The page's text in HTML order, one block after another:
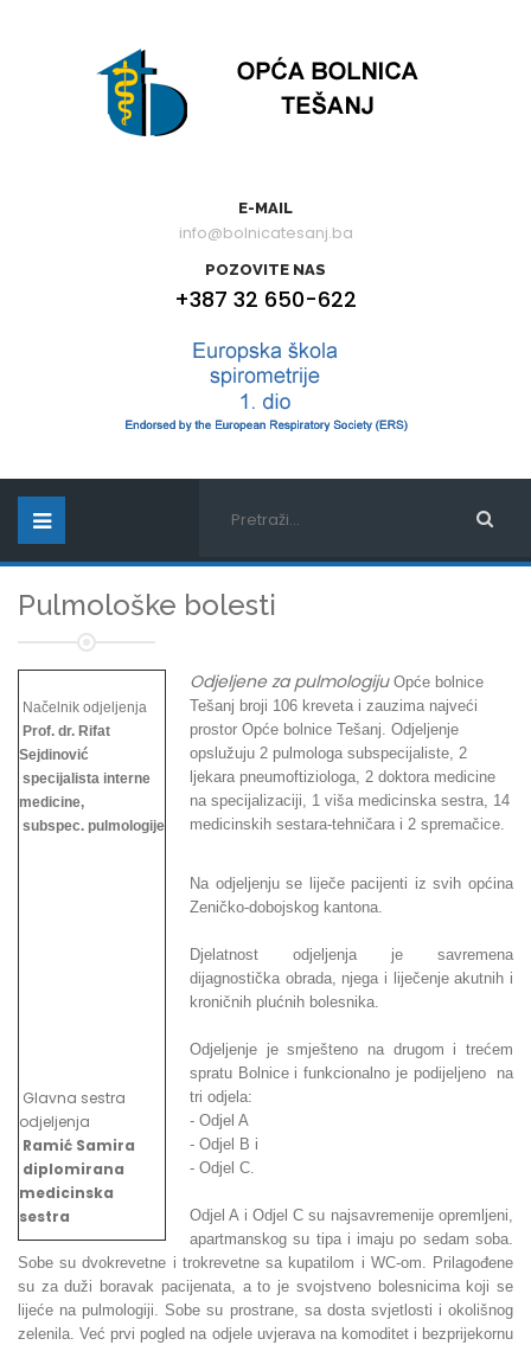
E-MAIL
info@bolnicatesanj.ba
POZOVITE NAS
+387 32 650-622
Pulmološke bolesti
Načelnik odjeljenja
Prof. dr. Rifat
Sejdinović
specijalista interne
medicine,
subspec. pulmologije
Glavna sestra
odjeljenja
Ramić Samira
diplomirana
medicinska
sestra
Odjeljene za pulmologijuOpće bolnice
Tešanj broji 106 kreveta i zauzima najveći
prostor Opće bolnice Tešanj. Odjeljenje
opslužuju 2 pulmologa subspecijaliste, 2
ljekara pneumoftiziologa, 2 doktora medicine
na specijalizaciji, 1 viša medicinska sestra, 14
medicinskih sestara-tehničara i 2 spremačice.
Na odjeljenju se liječe pacijenti iz svih općina
Zeničko-dobojskog kantona.
Djelatnost odjeljenja je savremena
dijagnostička obrada, njega i liječenje akutnih i
kroničnih plućnih bolesnika.
Odjeljenje je smješteno na drugom i trećem
spratu Bolnice i funkcionalno je podijeljeno na
tri odjela:
- Odjel A
- Odjel B i
- Odjel C.
Odjel A i Odjel C su najsavremenije opremljeni,
apartmanskog su tipa i imaju po sedam soba.
Sobe su dvokrevetne i trokrevetne sa kupatilom i WC-om. Prilagođene
su za duži boravak pacijenata, a to je svojstveno bolesnicima koji se
lijeće na pulmologiji. Sobe su prostrane, sa dosta svjetlosti i okolišnog
zelenila. Već prvi pogled na odjele uvjerava na komoditet i bezprijekornu